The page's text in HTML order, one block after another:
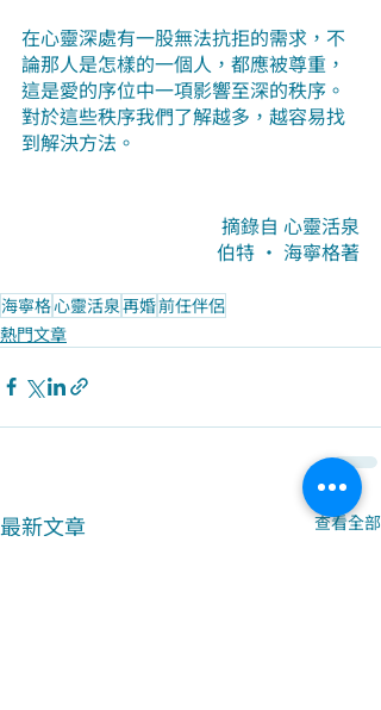
在心靈深處有一股無法抗拒的需求，不
論那人是怎樣的一個人，都應被尊重，
這是愛的序位中一項影響至深的秩序。
對於這些秩序我們了解越多，越容易找
到解決方法。
摘錄自 心靈活泉
伯特 · 海寧格著
海寧格心靈活泉再婚前任伴侶
熱門文章
最新文章 查看全部